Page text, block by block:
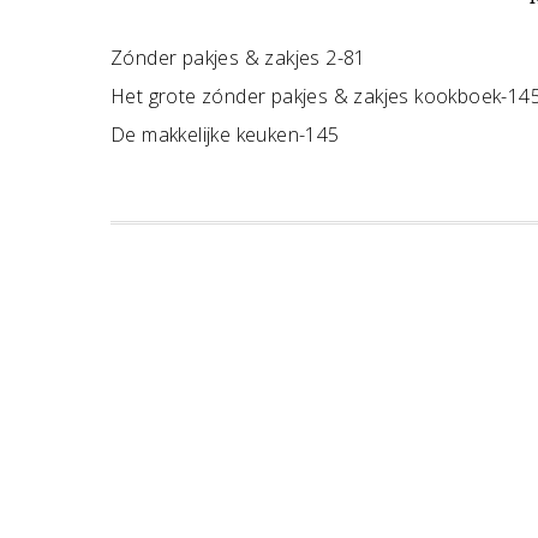
Zónder pakjes & zakjes 2-81
Het grote zónder pakjes & zakjes kookboek-
De makkelijke keuken-145